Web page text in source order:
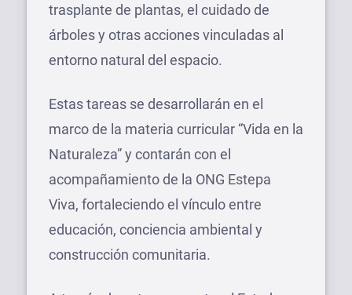
trasplante de plantas, el cuidado de
árboles y otras acciones vinculadas al
entorno natural del espacio.
Estas tareas se desarrollarán en el
marco de la materia curricular “Vida en la
Naturaleza” y contarán con el
acompañamiento de la ONG Estepa
Viva, fortaleciendo el vínculo entre
educación, conciencia ambiental y
construcción comunitaria.